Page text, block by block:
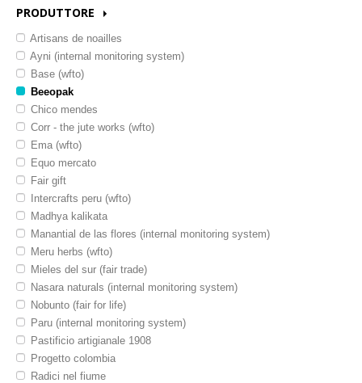
Alimentari-caffe
Alimentari-confetture e miele
Alimentari-farine e pasta
Alimentari-frutta e semi
Alimentari-snack salati
Bigiotteria
Biglietti
Bomboniere
Borse e accessori collezioni pelle
Candele incensi
Cartoleria portafoto album
Cosmesi igiene e cura persona
Mobili e arredamento
Presepi e decorazioni
Sacchetti sporte
Strumenti musicali
Bangladesh
Colombia
Ghana
Haiti
India
Italia
Kenya
Messico
Peru
Sud africa
PRODUTTORE
Artisans de noailles
Ayni (internal monitoring system)
Base (wfto)
Beeopak
Chico mendes
Corr - the jute works (wfto)
Ema (wfto)
Equo mercato
Fair gift
Intercrafts peru (wfto)
Madhya kalikata
Manantial de las flores (internal monitoring system)
Meru herbs (wfto)
Mieles del sur (fair trade)
Nasara naturals (internal monitoring system)
Nobunto (fair for life)
Paru (internal monitoring system)
Pastificio artigianale 1908
Progetto colombia
Radici nel fiume